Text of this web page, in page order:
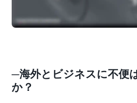
─海外とビジネスに不便
か？